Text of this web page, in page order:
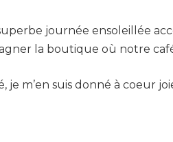
journée ensoleillée
la boutique où notre
je m’en suis donné à coeur